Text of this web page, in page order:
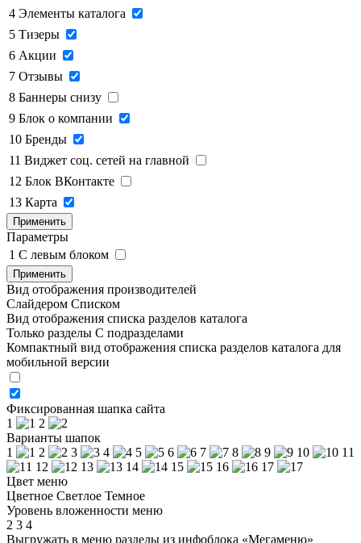
4 Элементы каталога
5 Тизеры
6 Акции
7 Отзывы
8 Баннеры снизу
9 Блок о компании
10 Бренды
11 Виджет соц. сетей на главной
12 Блок ВКонтакте
13 Карта
Применить
Параметры
1 C левым блоком
Применить
Вид отображения производителей
Слайдером Списком
Вид отображения списка разделов каталога
Только разделы С подразделами
Компактный вид отображения списка разделов каталога для
мобильной версии
Фиксированная шапка сайта
1
2
Варианты шапок
1
2 3 4 5 6 7 8 9 10
11
12
13 14 15 16
17
Цвет меню
Цветное Светлое Темное
Уровень вложенности меню
2 3 4
Выгружать в меню разделы из инфоблока «Мегаменю»